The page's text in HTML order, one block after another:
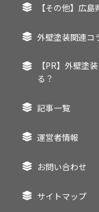
【その他】広
外壁塗装関連コ
【PR】外壁塗
る？
記事一覧
運営者情報
お問い合わせ
サイトマップ